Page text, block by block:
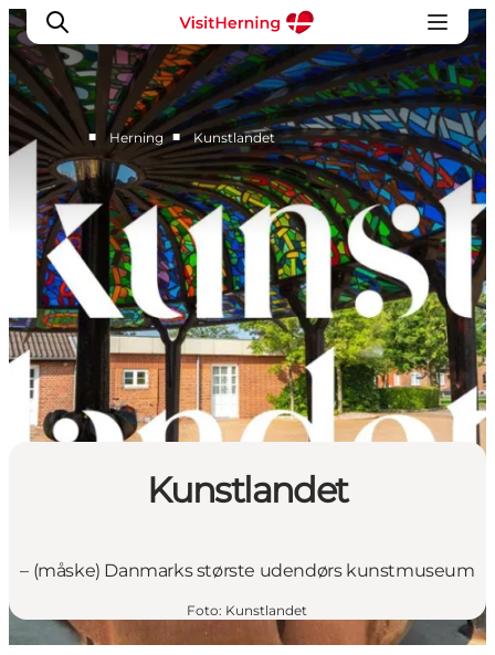
Det sker
Spis, drik og shop
Kunstlandet
Se og oplev
Find vej
Sov godt
Book overnatning
■ Herning ■ Kunstlandet
Kunstlandet
– (måske) Danmarks største udendørs kunstmuseum
Foto: Kunstlandet